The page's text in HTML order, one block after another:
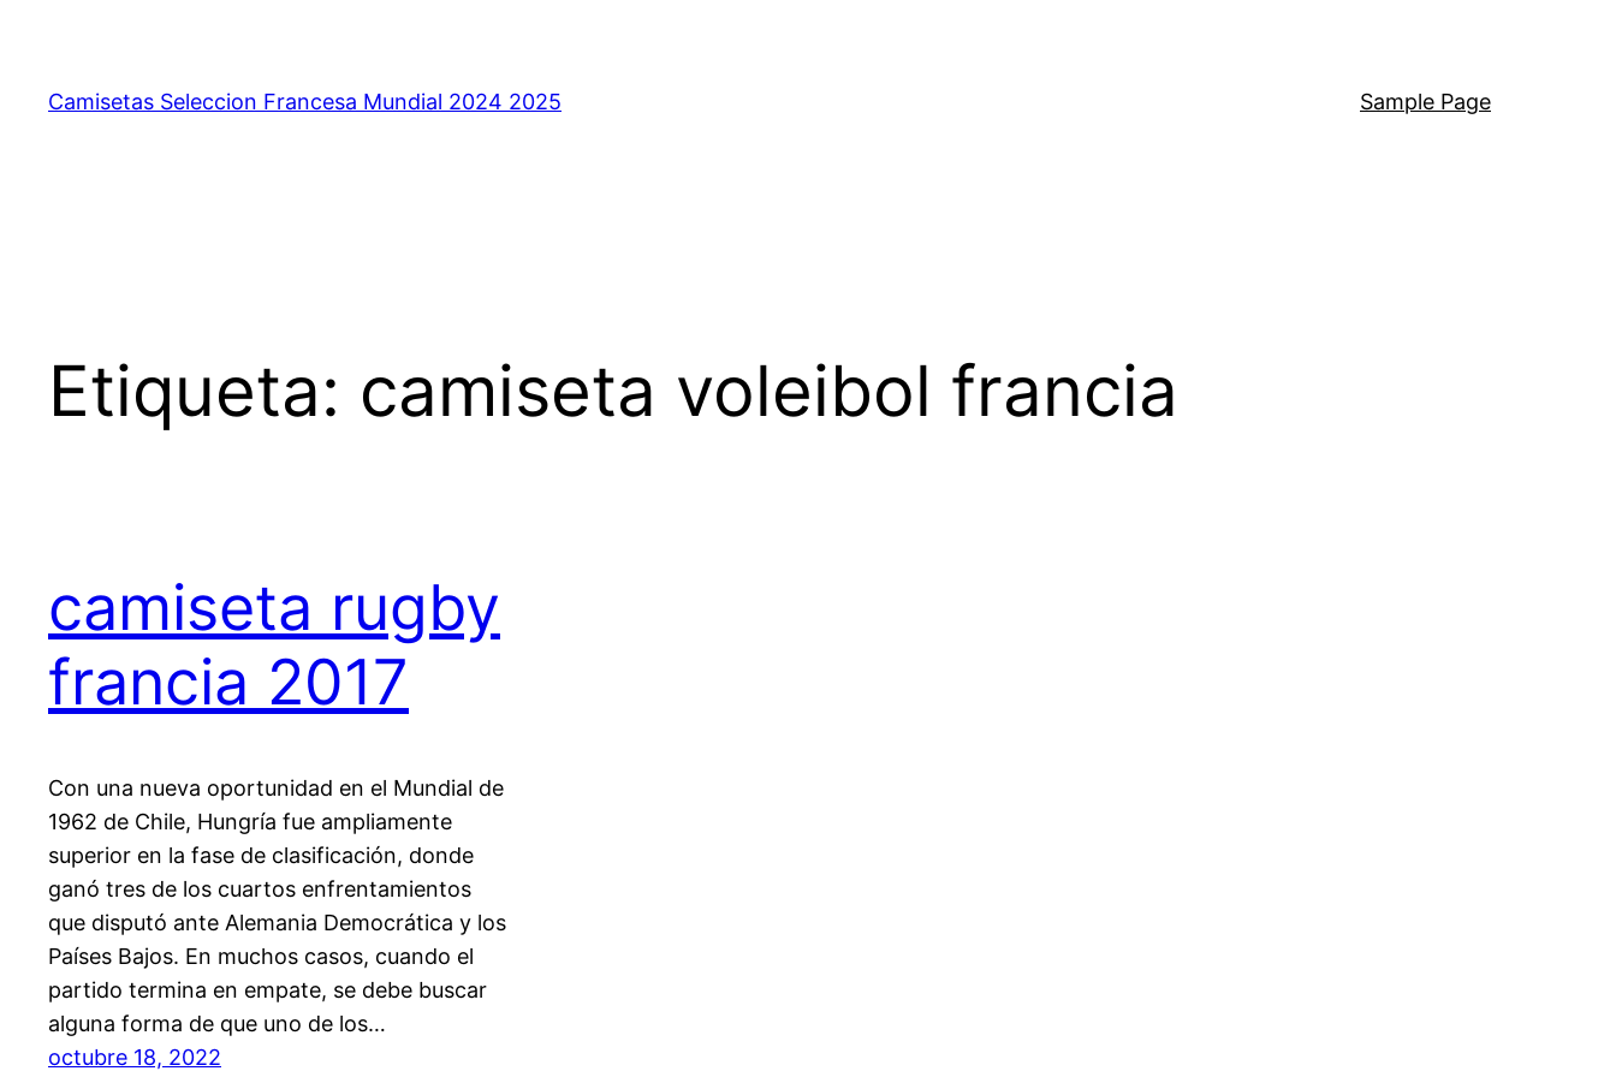
contenido
Camisetas Seleccion Francesa Mundial 2024 2025 Sample Page
Etiqueta: camiseta voleibol francia
camiseta rugby
francia 2017
Con una nueva oportunidad en el Mundial de
1962 de Chile, Hungría fue ampliamente
superior en la fase de clasificación, donde
ganó tres de los cuartos enfrentamientos
que disputó ante Alemania Democrática y los
Países Bajos. En muchos casos, cuando el
partido termina en empate, se debe buscar
alguna forma de que uno de los…
octubre 18, 2022